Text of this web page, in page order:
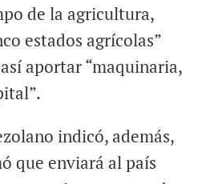
de la agricultura,
estados agrícolas”
aportar “maquinaria,
indicó, además,
que enviará al país